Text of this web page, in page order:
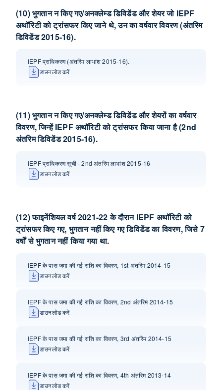
(10) भुगतान न किए गए/अनक्लेम्‍ड डि‍विडेंड और शेयर जो IEPF
अथॉ‍रिटी को ट्रांसफर किए जाने थे, उन का वर्षवार विवरण (अंतरिम
डि‍विडेंड 2015-16).
IEPF प्राधिकरण (अंतरिम लाभांश 2015-16).
डाउनलोड करें
(11) भुगतान न किए गए/अनक्लेम्‍ड डिविडेंड और शेयरों का वर्षवार
विवरण, जिन्‍हें IEPF अथॉरिटी को ट्रांसफर किया जाना है (2nd
अंतरिम डिविडेंड 2015-16).
IEPF प्राधिकरण सूची - 2nd अंतरिम लाभांश 2015-16
डाउनलोड करें
(12) फाइनेंशियल वर्ष 2021-22 के दौरान IEPF अथॉ‍रिटी को
ट्रांसफर किए गए, भुगतान नहीं किए गए डिविडेंड का विवरण, जिसे 7
वर्षों से भुगतान नहीं किया गया था.
IEPF के पास जमा की गई राशि का विवरण, 1st अंतरिम 2014-15
डाउनलोड करें
IEPF के पास जमा की गई राशि का विवरण, 2nd अंतरिम 2014-15
डाउनलोड करें
IEPF के पास जमा की गई राशि का विवरण, 3rd अंतरिम 2014-15
डाउनलोड करें
IEPF के पास जमा की गई राशि का विवरण, 4th अंतरिम 2013-14
डाउनलोड करें